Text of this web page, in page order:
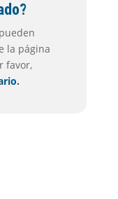
la página
favor,